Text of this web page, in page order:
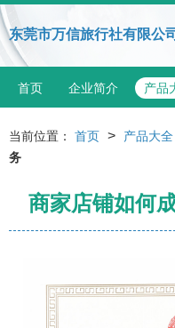
东莞市万信旅行社有限公司
首页 企业简介 产品
当前位置： 首页 > 产品大全
务
商家店铺如何